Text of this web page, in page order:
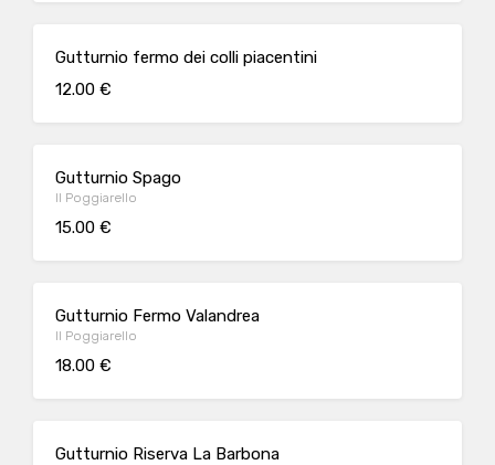
Gutturnio fermo dei colli piacentini
12.00 €
Gutturnio Spago
Il Poggiarello
15.00 €
Gutturnio Fermo Valandrea
Il Poggiarello
18.00 €
Gutturnio Riserva La Barbona